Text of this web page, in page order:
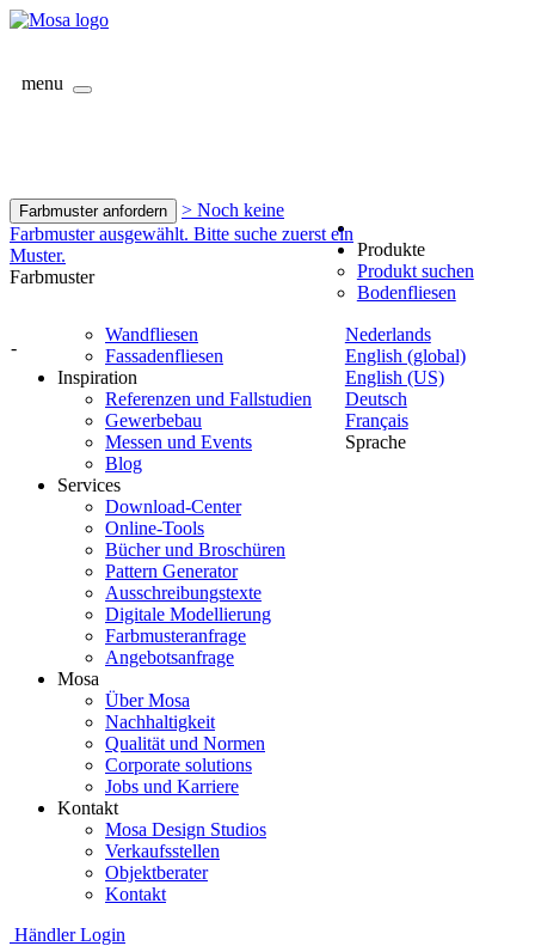
menu
Farbmuster anfordern
> Noch keine
Farbmuster ausgewählt. Bitte suche zuerst ein
Muster.
Farbmuster
-
Nederlands
English (global)
English (US)
Deutsch
Français
Sprache
Produkte
Produkt suchen
Bodenfliesen
Wandfliesen
Fassadenfliesen
Inspiration
Referenzen und Fallstudien
Gewerbebau
Messen und Events
Blog
Services
Download-Center
Online-Tools
Bücher und Broschüren
Pattern Generator
Ausschreibungstexte
Digitale Modellierung
Farbmusteranfrage
Angebotsanfrage
Mosa
Über Mosa
Nachhaltigkeit
Qualität und Normen
Corporate solutions
Jobs und Karriere
Kontakt
Mosa Design Studios
Verkaufsstellen
Objektberater
Kontakt
Händler Login